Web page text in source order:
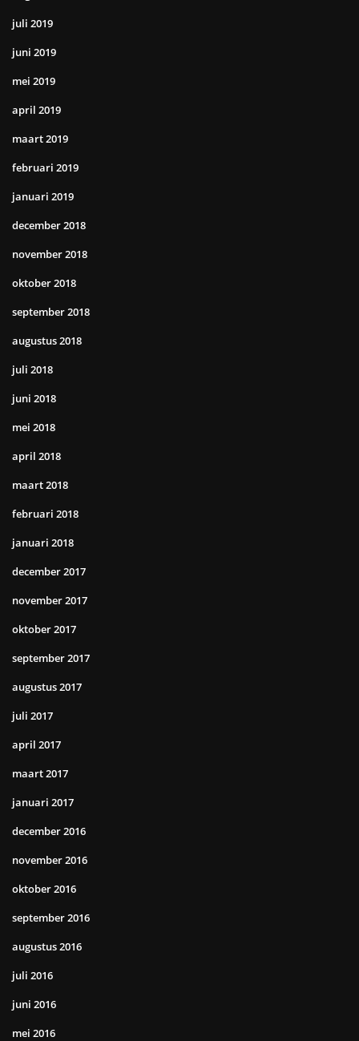
juli 2019
juni 2019
mei 2019
april 2019
maart 2019
februari 2019
januari 2019
december 2018
november 2018
oktober 2018
september 2018
augustus 2018
juli 2018
juni 2018
mei 2018
april 2018
maart 2018
februari 2018
januari 2018
december 2017
november 2017
oktober 2017
september 2017
augustus 2017
juli 2017
april 2017
maart 2017
januari 2017
december 2016
november 2016
oktober 2016
september 2016
augustus 2016
juli 2016
juni 2016
mei 2016